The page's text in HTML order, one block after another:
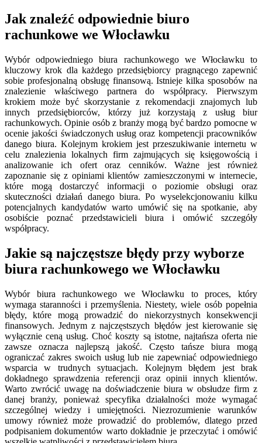
Jak znaleźć odpowiednie biuro
rachunkowe we Włocławku
Wybór odpowiedniego biura rachunkowego we Włocławku to
kluczowy krok dla każdego przedsiębiorcy pragnącego zapewnić
sobie profesjonalną obsługę finansową. Istnieje kilka sposobów na
znalezienie właściwego partnera do współpracy. Pierwszym
krokiem może być skorzystanie z rekomendacji znajomych lub
innych przedsiębiorców, którzy już korzystają z usług biur
rachunkowych. Opinie osób z branży mogą być bardzo pomocne w
ocenie jakości świadczonych usług oraz kompetencji pracowników
danego biura. Kolejnym krokiem jest przeszukiwanie internetu w
celu znalezienia lokalnych firm zajmujących się księgowością i
analizowanie ich ofert oraz cenników. Ważne jest również
zapoznanie się z opiniami klientów zamieszczonymi w internecie,
które mogą dostarczyć informacji o poziomie obsługi oraz
skuteczności działań danego biura. Po wyselekcjonowaniu kilku
potencjalnych kandydatów warto umówić się na spotkanie, aby
osobiście poznać przedstawicieli biura i omówić szczegóły
współpracy.
Jakie są najczęstsze błędy przy wyborze
biura rachunkowego we Włocławku
Wybór biura rachunkowego we Włocławku to proces, który
wymaga staranności i przemyślenia. Niestety, wiele osób popełnia
błędy, które mogą prowadzić do niekorzystnych konsekwencji
finansowych. Jednym z najczęstszych błędów jest kierowanie się
wyłącznie ceną usług. Choć koszty są istotne, najtańsza oferta nie
zawsze oznacza najlepszą jakość. Często tańsze biura mogą
ograniczać zakres swoich usług lub nie zapewniać odpowiedniego
wsparcia w trudnych sytuacjach. Kolejnym błędem jest brak
dokładnego sprawdzenia referencji oraz opinii innych klientów.
Warto zwrócić uwagę na doświadczenie biura w obsłudze firm z
danej branży, ponieważ specyfika działalności może wymagać
szczególnej wiedzy i umiejętności. Niezrozumienie warunków
umowy również może prowadzić do problemów, dlatego przed
podpisaniem dokumentów warto dokładnie je przeczytać i omówić